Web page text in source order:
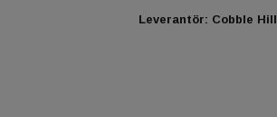
Leverantör: Cobble Hill